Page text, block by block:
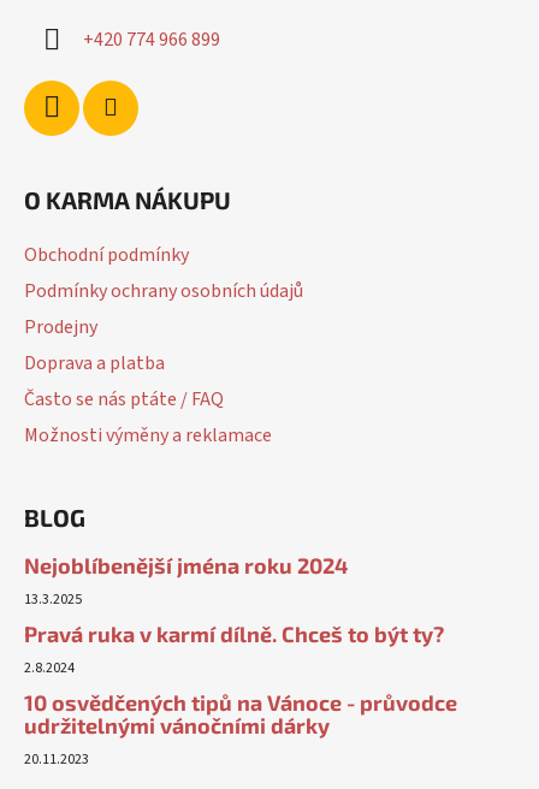
+420 774 966 899
O KARMA NÁKUPU
Obchodní podmínky
Podmínky ochrany osobních údajů
Prodejny
Doprava a platba
Často se nás ptáte / FAQ
Možnosti výměny a reklamace
BLOG
Nejoblíbenější jména roku 2024
13.3.2025
Pravá ruka v karmí dílně. Chceš to být ty?
2.8.2024
10 osvědčených tipů na Vánoce - průvodce
udržitelnými vánočními dárky
20.11.2023